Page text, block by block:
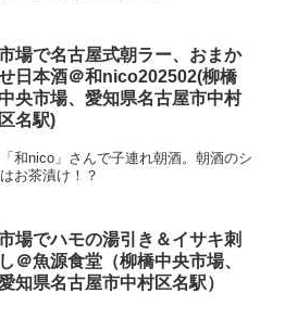
場で名古屋式朝ラー、おまか
日本酒＠和nico202502(柳橋
中央市場、愛知県名古屋市中村
区名駅)
和nico」さんで子連れ朝酒。朝酒のシ
お茶漬け！？
場でハモの湯引き＆イサキ刺
し＠魚源食堂（柳橋中央市場、
知県名古屋市中村区名駅）